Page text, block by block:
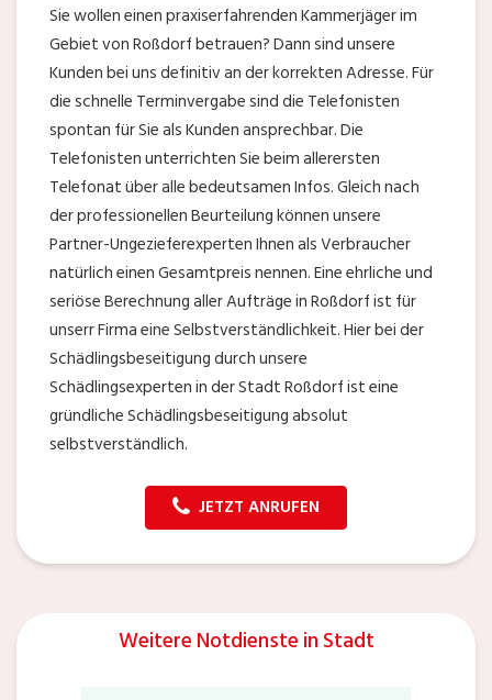
Sie wollen einen praxiserfahrenden Kammerjäger im
Gebiet von Roßdorf betrauen? Dann sind unsere
Kunden bei uns definitiv an der korrekten Adresse. Für
die schnelle Terminvergabe sind die Telefonisten
spontan für Sie als Kunden ansprechbar. Die
Telefonisten unterrichten Sie beim allerersten
Telefonat über alle bedeutsamen Infos. Gleich nach
der professionellen Beurteilung können unsere
Partner-Ungezieferexperten Ihnen als Verbraucher
natürlich einen Gesamtpreis nennen. Eine ehrliche und
seriöse Berechnung aller Aufträge in Roßdorf ist für
unserr Firma eine Selbstverständlichkeit. Hier bei der
Schädlingsbeseitigung durch unsere
Schädlingsexperten in der Stadt Roßdorf ist eine
gründliche Schädlingsbeseitigung absolut
selbstverständlich.
JETZT ANRUFEN
Weitere Notdienste in Stadt